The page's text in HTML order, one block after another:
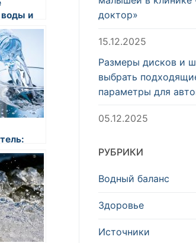
воды и
на
и
доктор»
15.12.2025
Размеры дисков и
выбрать
параметры для
05.12.2025
РУБРИКИ
Водный баланс
Здоровье
Источники